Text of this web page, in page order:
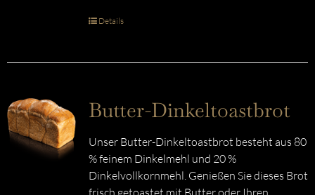
Details
Butter-Dinkeltoastbrot
Unser Butter-Dinkeltoastbrot besteht aus 80
% feinem Dinkelmehl und 20 %
Dinkelvollkornmehl. Genießen Sie dieses Brot
frisch getoastet mit Butter oder Ihren